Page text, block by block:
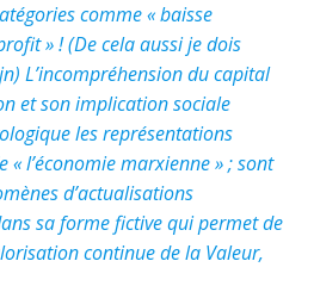
comme « baisse
» ! (De cela aussi je dois
L’incompréhension du capital
et son implication sociale
les représentations
l’économie marxienne » ; sont
d’actualisations
sa forme fictive qui permet de
continue de la Valeur,